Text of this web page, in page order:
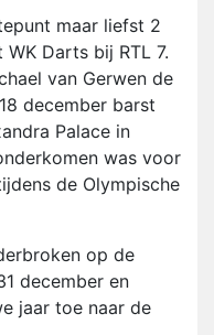
maar liefst 2
Darts bij RTL 7.
van Gerwen de
december barst
Palace in
was voor
de Olympische
op de
december en
jaar toe naar de